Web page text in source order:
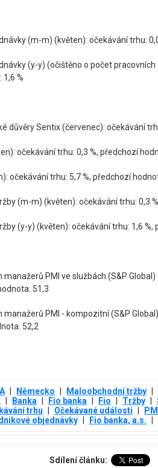
(m-m) (květen): očekávání trhu:
(y-y) (očištěno o počet
1,6 %
důvěry Sentix (červenec): očekávání
očekávání trhu: 0,3 %, předchozí
očekávání trhu: 5,7 %, předchozí
(m-m) (květen): očekávání trhu: 0,3
(y-y) (květen): očekávání trhu: 1,6 %,
manažerů PMI ve službách (S&P
51,3
manažerů PMI - kompozitní (S&P
52,2
Německo Maloobchodní tržby
Banka Fio banka Fio Tržby
trhu Očekávané události
objednávky Fio banka, a.s.
Sdílení článku: